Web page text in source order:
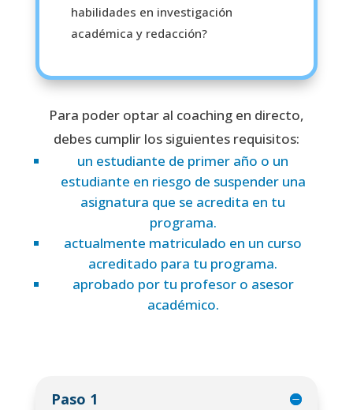
habilidades en investigación
académica y redacción?
Para poder optar al coaching en directo,
debes cumplir los siguientes requisitos:
un estudiante de primer año o un
estudiante en riesgo de suspender una
asignatura que se acredita en tu
programa.
actualmente matriculado en un curso
acreditado para tu programa.
aprobado por tu profesor o asesor
académico.
Paso 1